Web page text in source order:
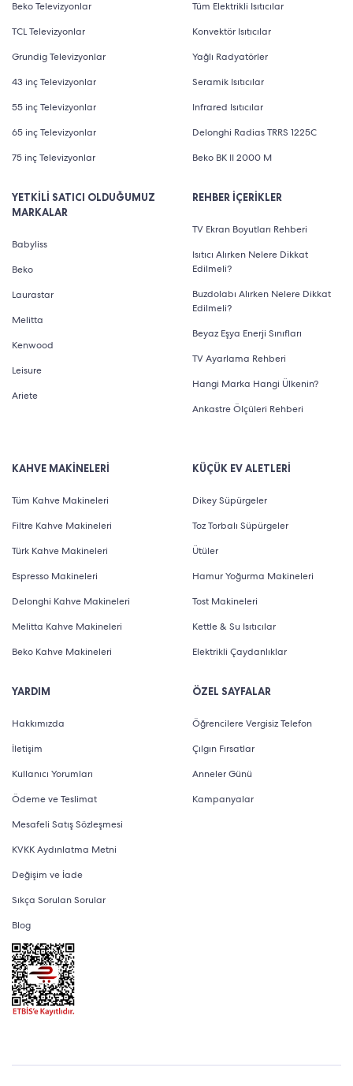
Beko Televizyonlar
TCL Televizyonlar
Grundig Televizyonlar
43 inç Televizyonlar
55 inç Televizyonlar
65 inç Televizyonlar
75 inç Televizyonlar
YETKİLİ SATICI OLDUĞUMUZ
MARKALAR
Babyliss
Beko
Laurastar
Melitta
Kenwood
Leisure
Ariete
Tüm Elektrikli Isıtıcılar
Konvektör Isıtıcılar
Yağlı Radyatörler
Seramik Isıtıcılar
Infrared Isıtıcılar
Delonghi Radias TRRS 1225C
Beko BK II 2000 M
REHBER İÇERİKLER
TV Ekran Boyutları Rehberi
Isıtıcı Alırken Nelere Dikkat
Edilmeli?
Buzdolabı Alırken Nelere Dikkat
Edilmeli?
Beyaz Eşya Enerji Sınıfları
TV Ayarlama Rehberi
Hangi Marka Hangi Ülkenin?
Ankastre Ölçüleri Rehberi
KAHVE MAKİNELERİ
Tüm Kahve Makineleri
Filtre Kahve Makineleri
Türk Kahve Makineleri
Espresso Makineleri
Delonghi Kahve Makineleri
Melitta Kahve Makineleri
Beko Kahve Makineleri
YARDIM
Hakkımızda
İletişim
Kullanıcı Yorumları
Ödeme ve Teslimat
Mesafeli Satış Sözleşmesi
KVKK Aydınlatma Metni
Değişim ve İade
Sıkça Sorulan Sorular
Blog
KÜÇÜK EV ALETLERİ
Dikey Süpürgeler
Toz Torbalı Süpürgeler
Ütüler
Hamur Yoğurma Makineleri
Tost Makineleri
Kettle & Su Isıtıcılar
Elektrikli Çaydanlıklar
ÖZEL SAYFALAR
Öğrencilere Vergisiz Telefon
Çılgın Fırsatlar
Anneler Günü
Kampanyalar